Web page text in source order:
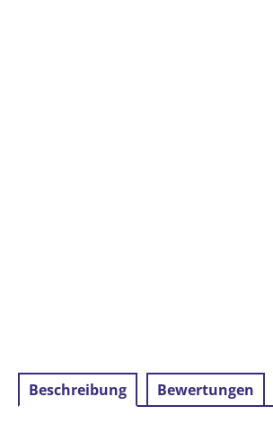
Beschreibung Bewertungen